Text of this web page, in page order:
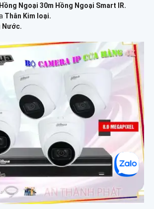
Hồng Ngoại 30m Hồng Ngoại Smart IR.
Thân Kim loại.
Nước.